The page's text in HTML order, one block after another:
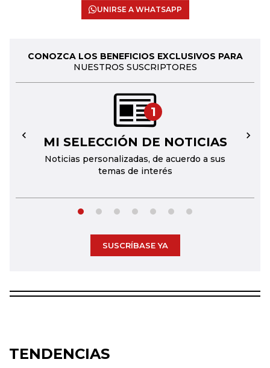
UNIRSE A WHATSAPP
CONOZCA LOS BENEFICIOS EXCLUSIVOS PARA
NUESTROS SUSCRIPTORES
1
MI SELECCIÓN DE NOTICIAS
Noticias personalizadas, de acuerdo a sus
temas de interés
← →
SUSCRÍBASE YA
TENDENCIAS